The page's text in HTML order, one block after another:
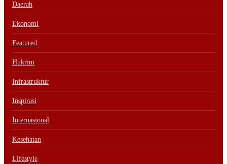
Daerah
Ekonomi
Featured
Hukrim
Infrastruktur
Inspirasi
Internasional
Kesehatan
Lifestyle